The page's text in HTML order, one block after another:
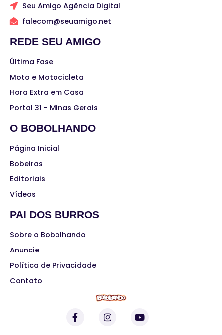
Seu Amigo Agência Digital
falecom@seuamigo.net
REDE SEU AMIGO
Última Fase
Moto e Motocicleta
Hora Extra em Casa
Portal 31 - Minas Gerais
O BOBOLHANDO
Página Inicial
Bobeiras
Editoriais
Vídeos
PAI DOS BURROS
Sobre o Bobolhando
Anuncie
Política de Privacidade
Contato